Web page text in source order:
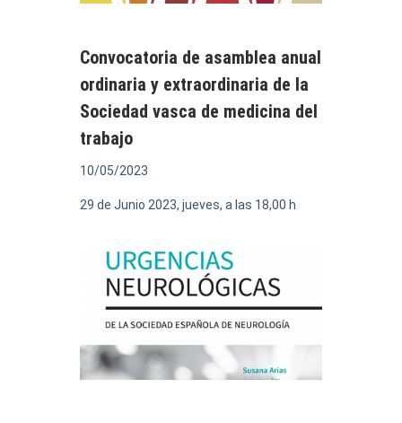
Convocatoria de asamblea anual
ordinaria y extraordinaria de la
Sociedad vasca de medicina del
trabajo
10/05/2023
29 de Junio 2023, jueves, a las 18,00 h